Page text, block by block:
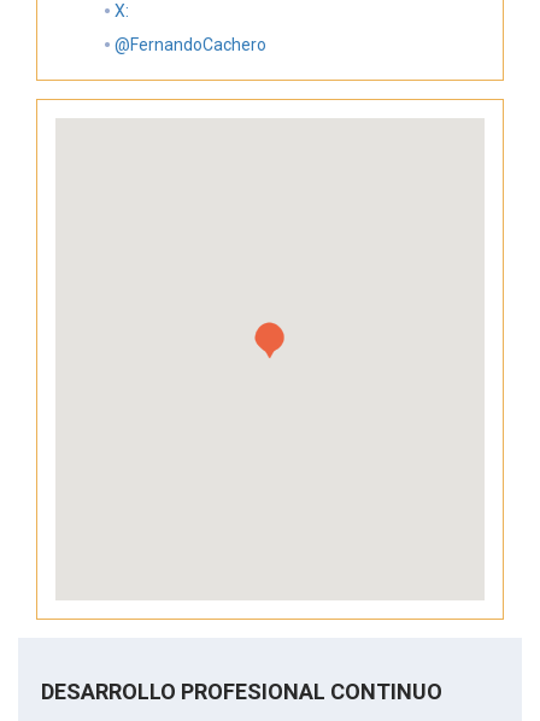
X:
@FernandoCachero
DESARROLLO PROFESIONAL CONTINUO